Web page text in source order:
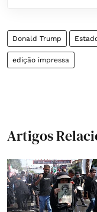
Donald Trump
edição impressa
Artigos